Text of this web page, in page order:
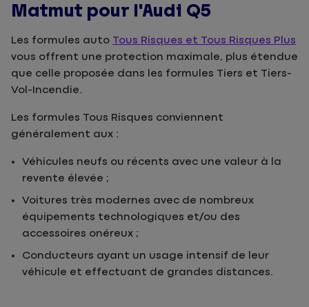
Matmut pour l'Audi Q5
Les formules auto Tous Risques et Tous Risques Plus
vous offrent une protection maximale, plus étendue
que celle proposée dans les formules Tiers et Tiers-
Vol-Incendie.
Les formules Tous Risques conviennent
généralement aux :
Véhicules neufs ou récents avec une valeur à la
revente élevée ;
Voitures très modernes avec de nombreux
équipements technologiques et/ou des
accessoires onéreux ;
Conducteurs ayant un usage intensif de leur
véhicule et effectuant de grandes distances.